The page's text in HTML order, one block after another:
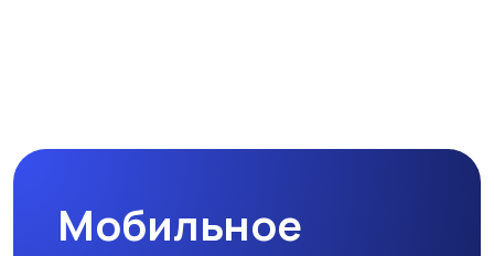
Медицина Начало карьеры
Мобильное